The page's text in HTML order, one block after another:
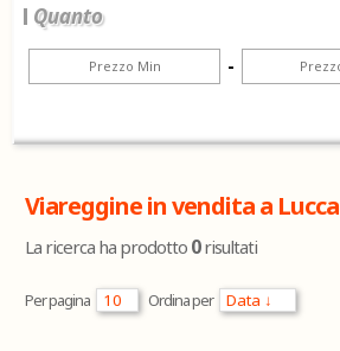
Quanto
-
Viareggine in vendita a Lucca
La ricerca ha prodotto 0risultati
Per pagina Ordina per